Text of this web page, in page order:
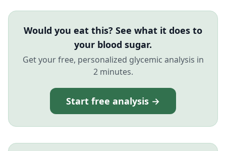
Would you eat this? See what it does to
your blood sugar.
Get your free, personalized glycemic analysis in
2 minutes.
Start free analysis →